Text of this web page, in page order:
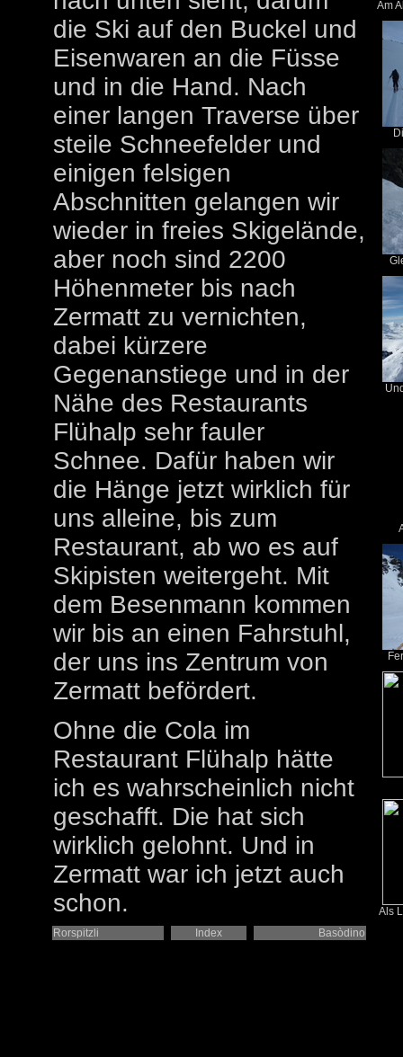
die Ski auf den Buckel und
Eisenwaren an die Füsse
und in die Hand. Nach
einer langen Traverse über
steile Schneefelder und
einigen felsigen
Abschnitten gelangen wir
wieder in freies Skigelände,
aber noch sind 2200
Höhenmeter bis nach
Zermatt zu vernichten,
dabei kürzere
Gegenanstiege und in der
Nähe des Restaurants
Flühalp sehr fauler
Schnee. Dafür haben wir
die Hänge jetzt wirklich für
uns alleine, bis zum
Restaurant, ab wo es auf
Skipisten weitergeht. Mit
dem Besenmann kommen
wir bis an einen Fahrstuhl,
der uns ins Zentrum von
Zermatt befördert.
Ohne die Cola im
Restaurant Flühalp hätte
ich es wahrscheinlich nicht
geschafft. Die hat sich
wirklich gelohnt. Und in
Zermatt war ich jetzt auch
schon.
Am
Als
Rorspitzli
Index Basòdino